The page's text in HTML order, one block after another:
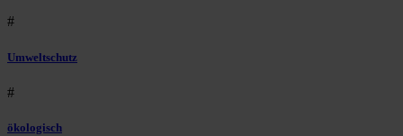
#
Umweltschutz
#
ökologisch